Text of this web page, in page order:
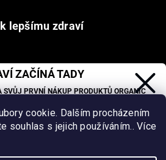
cookie. Dalším procházením
souhlas s jejich používáním.. Více
lepšímu zdraví
ZAČÍNÁ TADY
PRVNÍ NÁKUP PRODUKTŮ ORGANIC
na již zlevněné produkty.